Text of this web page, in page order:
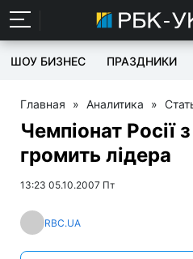
ШОУ БИЗНЕС ПРАЗДНИКИ
Главная » Аналитика »
Чемпіонат Росії
громить лідера
13:23 05.10.2007 Пт
RBC.UA